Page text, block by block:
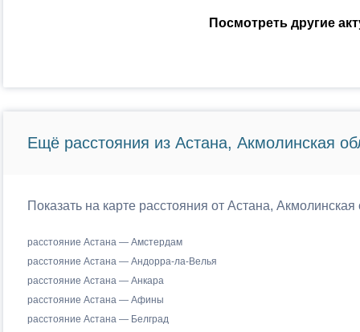
Посмотреть другие
Ещё расстояния из Астана, Акмолинская
Показать на карте расстояния от Астана,
расстояние Астана — Амстердам
расстояние Астана — Андорра-ла-Велья
расстояние Астана — Анкара
расстояние Астана — Афины
расстояние Астана — Белград